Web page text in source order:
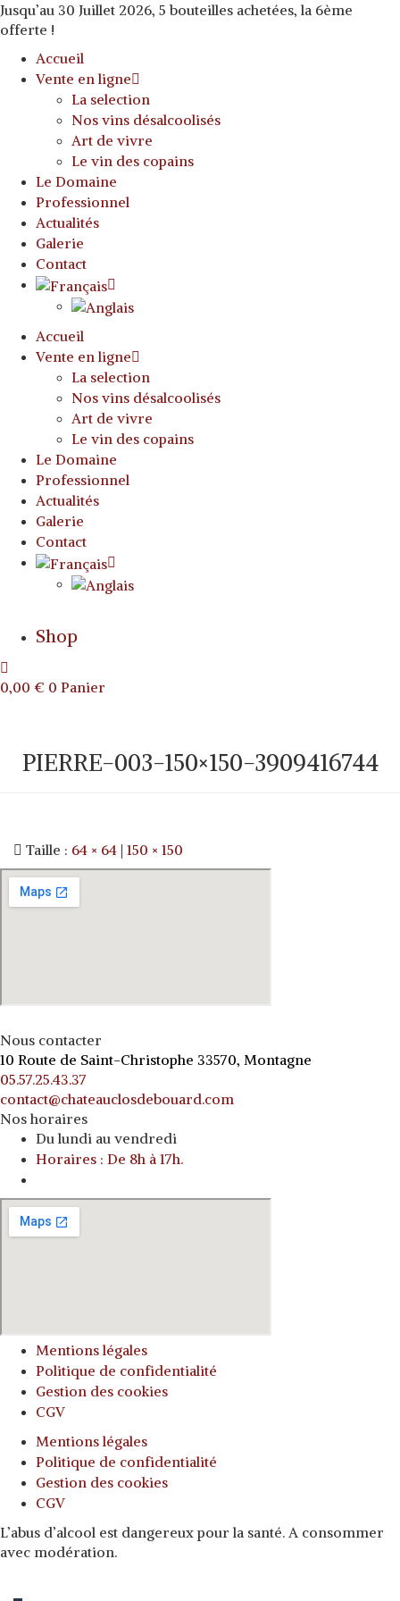
Jusqu’au 30 Juillet 2026, 5 bouteilles achetées, la 6ème
offerte !
Accueil
Vente en ligne
La selection
Nos vins désalcoolisés
Art de vivre
Le vin des copains
Le Domaine
Professionnel
Actualités
Galerie
Contact
Accueil
Vente en ligne
La selection
Nos vins désalcoolisés
Art de vivre
Le vin des copains
Le Domaine
Professionnel
Actualités
Galerie
Contact
Shop
0,00 € 0 Panier
PIERRE-003-150×150-3909416744
Taille : 64 × 64 | 150 × 150
Nous contacter
10 Route de Saint-Christophe 33570, Montagne
05.57.25.43.37
contact@chateauclosdebouard.com
Nos horaires
Du lundi au vendredi
Horaires : De 8h à 17h.
Mentions légales
Politique de confidentialité
Gestion des cookies
CGV
Mentions légales
Politique de confidentialité
Gestion des cookies
CGV
L’abus d’alcool est dangereux pour la santé. A consommer
avec modération.